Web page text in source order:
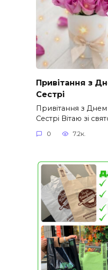
Привітання з
Сестрі
Привітання з
Сестрі Вітаю зі
0 7.2к.